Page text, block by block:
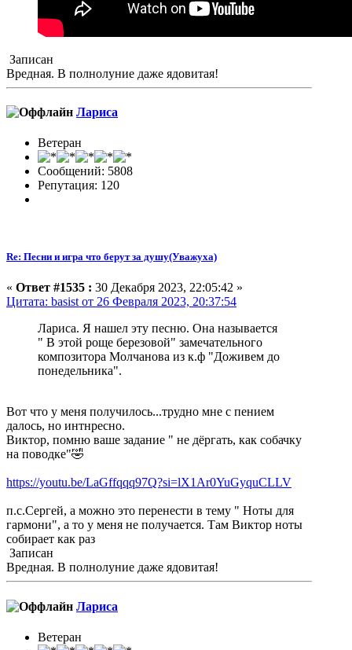
Записан
Вредная. В полнолуние даже ядовитая!
Лариса
Ветеран
Сообщений: 5808
Репутация: 120
Re: Песни и игра что берут за душу(Уважуха)
« Ответ #1535 : 30 Декабря 2023, 22:05:42 »
Цитата: basist от 26 Февраля 2023, 20:37:54
Лариса. Я нашел эту песню. Она называется
" В этой роще березовой" замечательного
композитора Молчанова из к.ф "Доживем до
понедельника".
Вот что у меня получилось...трудно мне с пением
далось, но интнресно.
Виктор, помню ваше задание " не дёргать, как собачку
на поводке"🤣
https://youtu.be/LaGffqqq97Q?si=lX1Ar0YuGyquCLLV
п.с.Сергей, а можно это перенести в тему " Ноты для
гармони", а то у меня не получается. Там Виктор ноты
собирает как раз
Записан
Вредная. В полнолуние даже ядовитая!
Лариса
Ветеран